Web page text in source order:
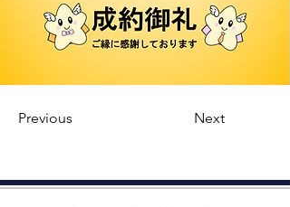
Previous Next